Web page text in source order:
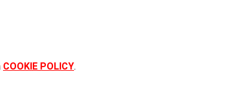
COOKIE POLICY.